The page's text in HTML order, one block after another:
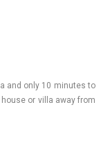
and only 10 minutes to
or villa away from